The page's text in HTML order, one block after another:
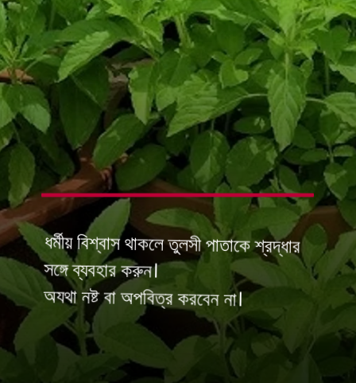
ধর্মীয় বিশ্বাস থাকলে তুলসী পাতাকে শ্রদ্ধার
সঙ্গে ব্যবহার করুন।
অযথা নষ্ট বা অপবিত্র করবেন না।